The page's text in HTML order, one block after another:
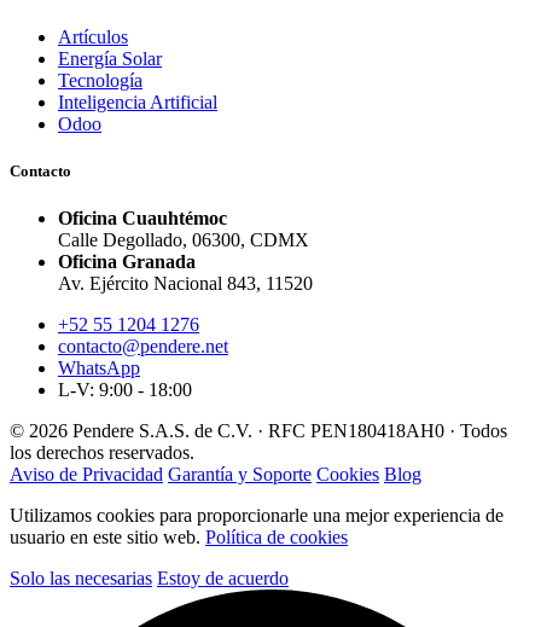
Artículos
Energía Solar
Tecnología
Inteligencia Artificial
Odoo
Contacto
Oficina Cuauhtémoc
Calle Degollado, 06300, CDMX
Oficina Granada
Av. Ejército Nacional 843, 11520
+52 55 1204 1276
contacto@pendere.net
WhatsApp
L-V: 9:00 - 18:00
© 2026 Pendere S.A.S. de C.V. · RFC PEN180418AH0 · Todos
los derechos reservados.
Aviso de Privacidad Garantía y Soporte Cookies Blog
Utilizamos cookies para proporcionarle una mejor experiencia de
usuario en este sitio web. Política de cookies
Solo las necesarias Estoy de acuerdo